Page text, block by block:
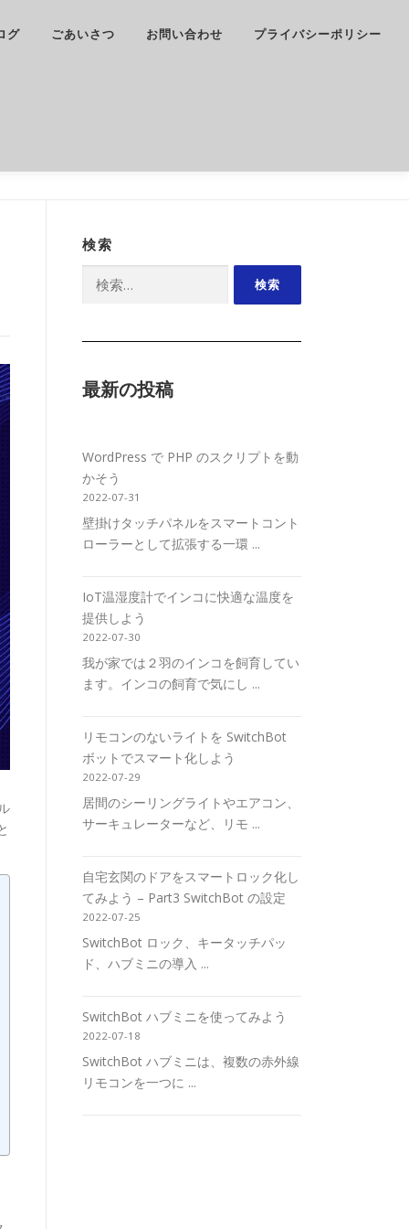
グ ごあいさつ お問い合わせ プライバシーポリシー
検索
最新の投稿
WordPress で PHP のスクリプトを動
かそう
2022-07-31
壁掛けタッチパネルをスマートコント
ローラーとして拡張する一環 ...
IoT温湿度計でインコに快適な温度を
提供しよう
2022-07-30
我が家では２羽のインコを飼育してい
ます。インコの飼育で気にし ...
リモコンのないライトを SwitchBot
ボットでスマート化しよう
2022-07-29
居間のシーリングライトやエアコン、
サーキュレーターなど、リモ ...
自宅玄関のドアをスマートロック化し
てみよう – Part3 SwitchBot の設定
2022-07-25
SwitchBot ロック、キータッチパッ
ド、ハブミニの導入 ...
SwitchBot ハブミニを使ってみよう
2022-07-18
SwitchBot ハブミニは、複数の赤外線
リモコンを一つに ...